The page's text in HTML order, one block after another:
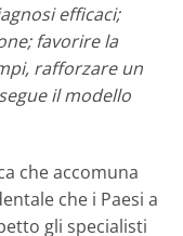
efficaci;
favorire la
rafforzare un
il modello
che accomuna
che i Paesi a
gli specialisti